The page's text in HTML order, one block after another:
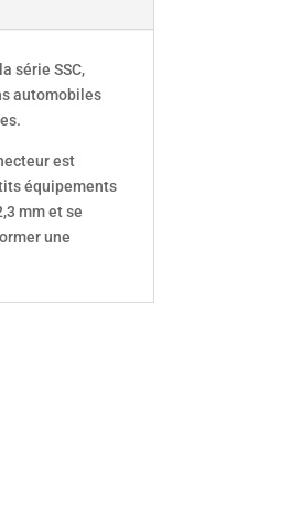
série SSC,
automobiles
est
équipements
mm et se
une